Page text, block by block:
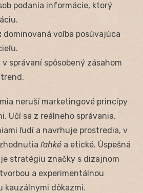
podania informácie, ktorý
dominovaná voľba posúvajúca
v správaní spôsobený zásahom
neruší marketingové princípy
Učí sa z reálneho správania,
ľudí a navrhuje prostredia, v
ľahké a etické. Úspešná
stratégiu značky s dizajnom
a experimentálnou
kauzálnymi dôkazmi.